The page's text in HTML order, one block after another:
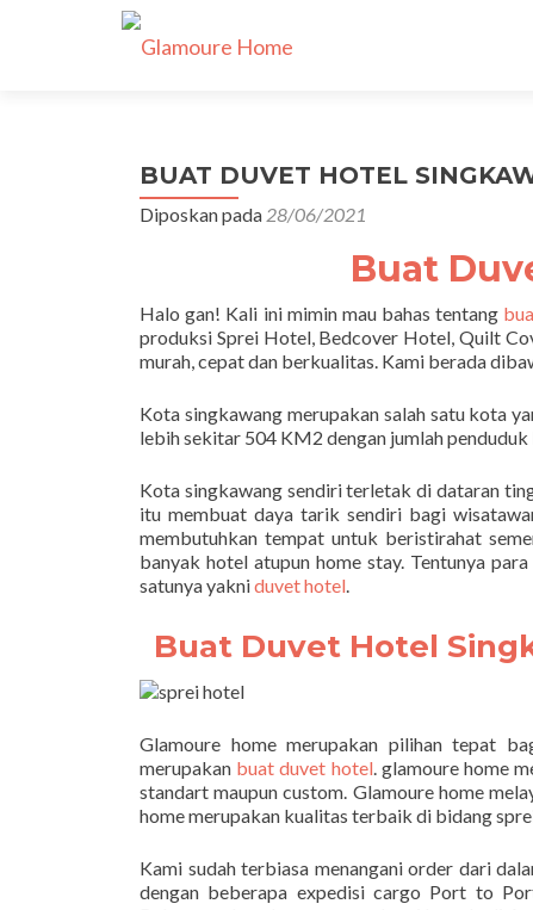
BUAT DUVET HOTEL
Diposkan pada 28/06/2021
Buat
Halo gan! Kali ini mimin mau bahas tentang
produksi Sprei Hotel, Bedcover Hotel, Quilt
murah, cepat dan berkualitas. Kami berada
Kota singkawang merupakan salah satu kota
lebih sekitar 504 KM2 dengan jumlah
Kota singkawang sendiri terletak di dataran
itu membuat daya tarik sendiri bagi
membutuhkan tempat untuk beristirahat
banyak hotel atupun home stay. Tentunya
satunya yakniduvet hotel.
Buat Duvet Hotel
Glamoure home merupakan pilihan tepat
merupakan buat duvet hotel. glamoure home
standart maupun custom. Glamoure home
home merupakan kualitas terbaik di bidang
Kami sudah terbiasa menangani order dari
dengan beberapa expedisi cargo Port to